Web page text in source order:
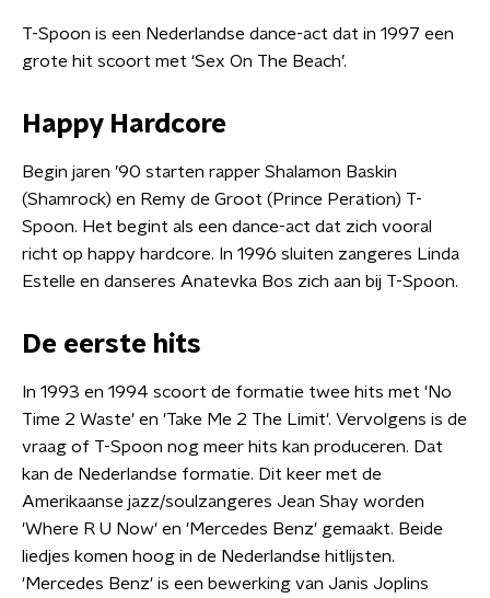
T-Spoon is een Nederlandse dance-act dat in 1997 een
grote hit scoort met ‘Sex On The Beach’.
Happy Hardcore
Begin jaren ’90 starten rapper Shalamon Baskin
(Shamrock) en Remy de Groot (Prince Peration) T-
Spoon. Het begint als een dance-act dat zich vooral
richt op happy hardcore. In 1996 sluiten zangeres Linda
Estelle en danseres Anatevka Bos zich aan bij T-Spoon.
De eerste hits
In 1993 en 1994 scoort de formatie twee hits met 'No
Time 2 Waste' en 'Take Me 2 The Limit'. Vervolgens is de
vraag of T-Spoon nog meer hits kan produceren. Dat
kan de Nederlandse formatie. Dit keer met de
Amerikaanse jazz/soulzangeres Jean Shay worden
'Where R U Now' en 'Mercedes Benz' gemaakt. Beide
liedjes komen hoog in de Nederlandse hitlijsten.
'Mercedes Benz' is een bewerking van Janis Joplins